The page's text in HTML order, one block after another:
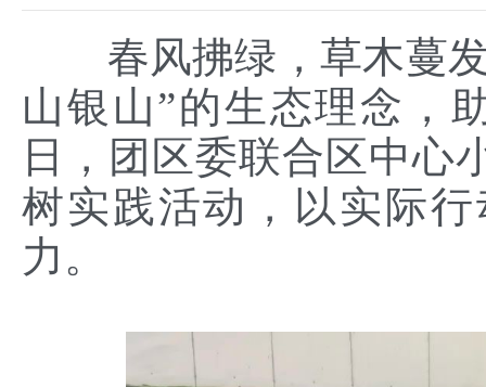
春风拂绿，草木蔓发
山银山”的生态理念，
日，团区委联合区中心
树实践活动，以实际
力。